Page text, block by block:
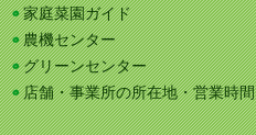
家庭菜園ガイド
農機センター
グリーンセンター
店舗・事業所の所在地・営業時間